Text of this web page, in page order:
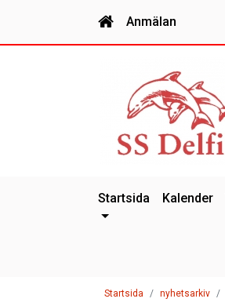
Anmälan
Startsida Kalender
Startsida nyhetsarkiv